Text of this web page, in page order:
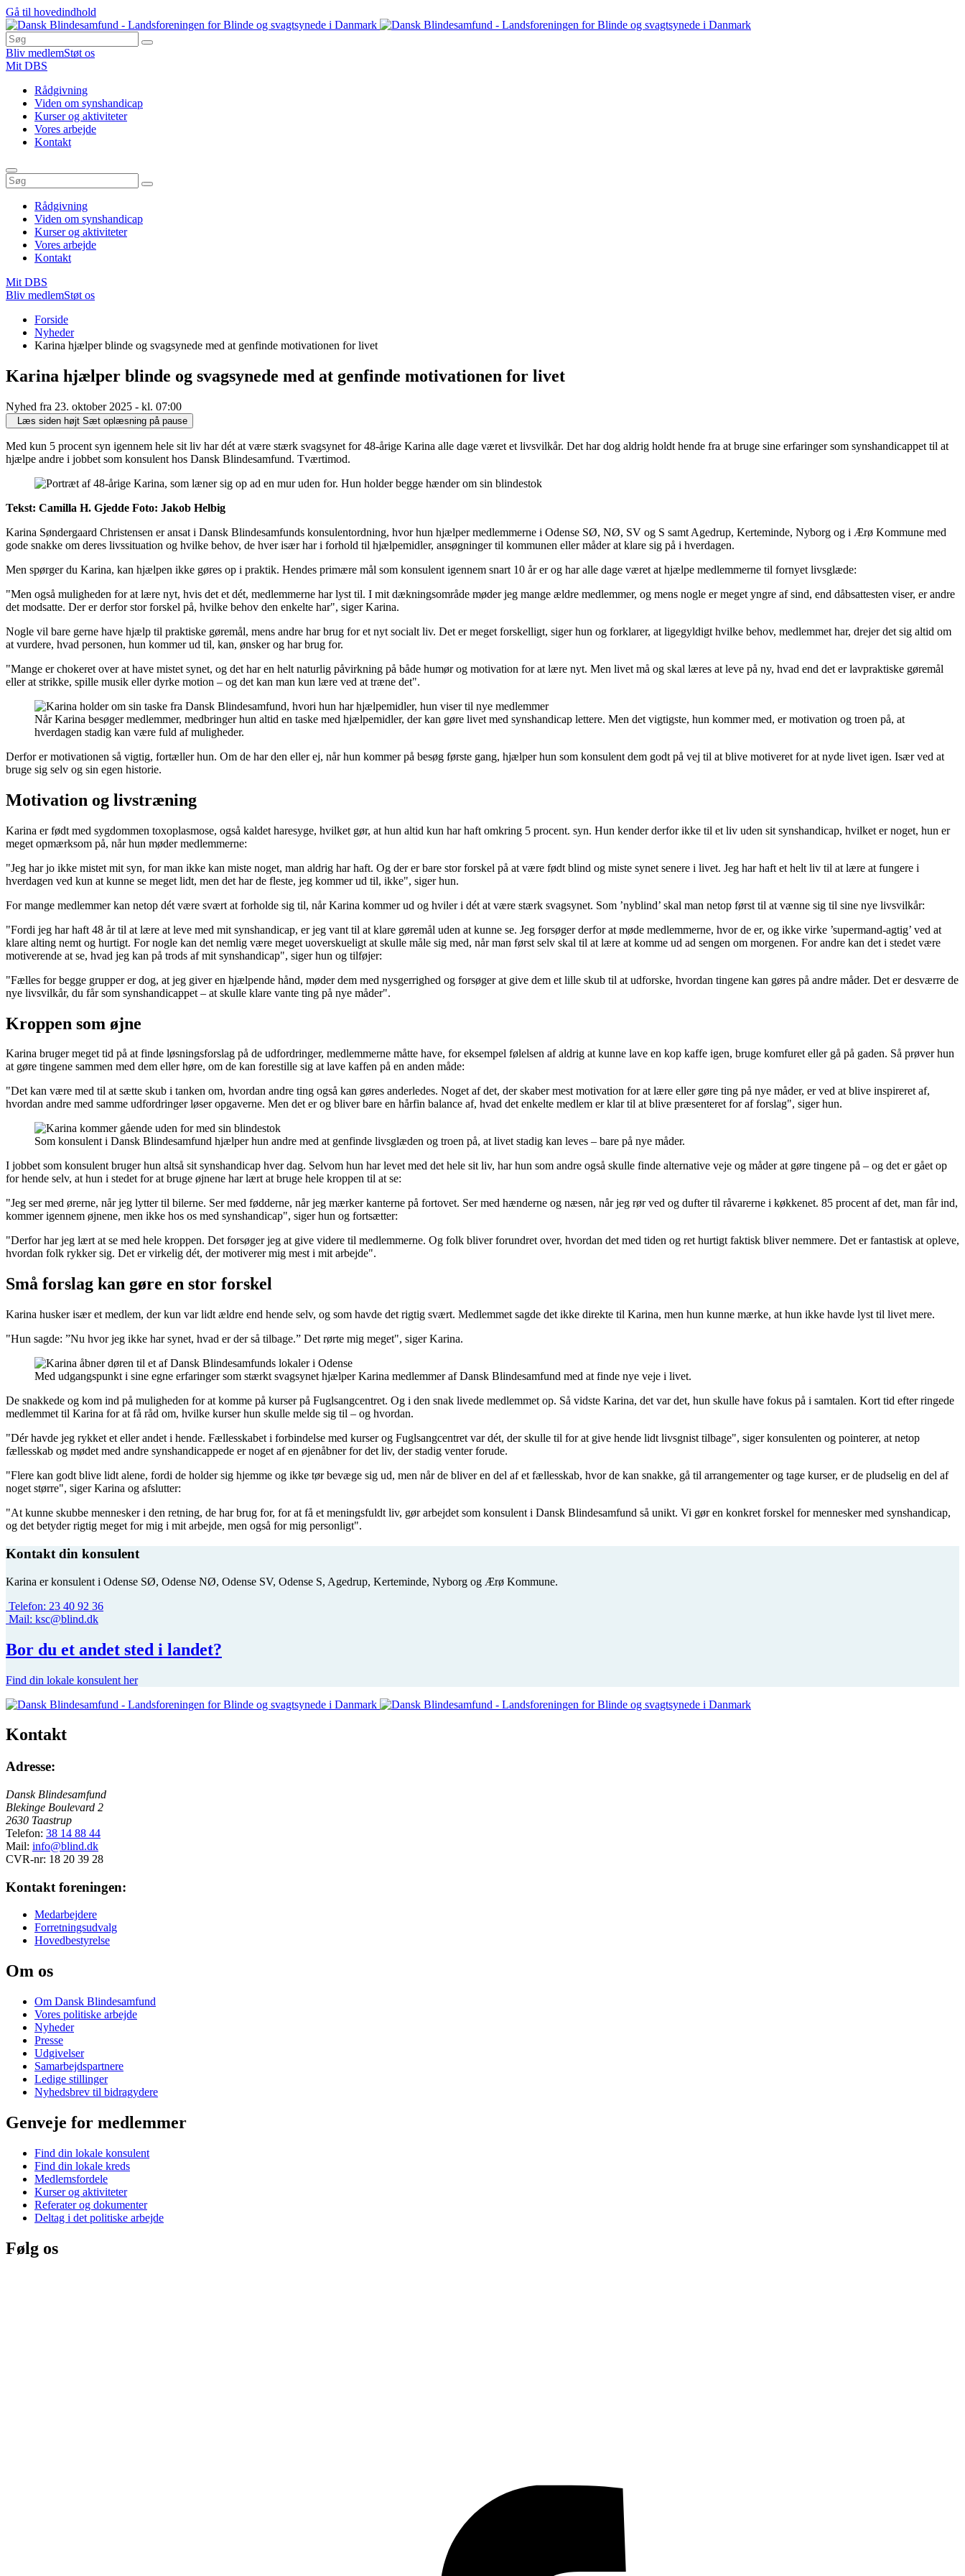
Gå til hovedindhold
Bliv medlemStøt os
Mit DBS
Rådgivning
Viden om synshandicap
Kurser og aktiviteter
Vores arbejde
Kontakt
Rådgivning
Viden om synshandicap
Kurser og aktiviteter
Vores arbejde
Kontakt
Mit DBS
Bliv medlemStøt os
Forside
Nyheder
Karina hjælper blinde og svagsynede med at genfinde motivationen for livet
Karina hjælper blinde og svagsynede med at genfinde motivationen for livet
Nyhed fra 23. oktober 2025 - kl. 07:00
Læs siden højt Sæt oplæsning på pause
Med kun 5 procent syn igennem hele sit liv har dét at være stærk svagsynet for 48-årige Karina alle dage været et livsvilkår. Det har dog aldrig holdt hende fra at bruge sine erfaringer som synshandicappet til at
hjælpe andre i jobbet som konsulent hos Dansk Blindesamfund. Tværtimod.
Tekst: Camilla H. Gjedde Foto: Jakob Helbig
Karina Søndergaard Christensen er ansat i Dansk Blindesamfunds konsulentordning, hvor hun hjælper medlemmerne i Odense SØ, NØ, SV og S samt Agedrup, Kerteminde, Nyborg og i Ærø Kommune med
gode snakke om deres livssituation og hvilke behov, de hver især har i forhold til hjælpemidler, ansøgninger til kommunen eller måder at klare sig på i hverdagen.
Men spørger du Karina, kan hjælpen ikke gøres op i praktik. Hendes primære mål som konsulent igennem snart 10 år er og har alle dage været at hjælpe medlemmerne til fornyet livsglæde:
"Men også muligheden for at lære nyt, hvis det et dét, medlemmerne har lyst til. I mit dækningsområde møder jeg mange ældre medlemmer, og mens nogle er meget yngre af sind, end dåbsattesten viser, er andre
det modsatte. Der er derfor stor forskel på, hvilke behov den enkelte har", siger Karina.
Nogle vil bare gerne have hjælp til praktiske gøremål, mens andre har brug for et nyt socialt liv. Det er meget forskelligt, siger hun og forklarer, at ligegyldigt hvilke behov, medlemmet har, drejer det sig altid om
at vurdere, hvad personen, hun kommer ud til, kan, ønsker og har brug for.
"Mange er chokeret over at have mistet synet, og det har en helt naturlig påvirkning på både humør og motivation for at lære nyt. Men livet må og skal læres at leve på ny, hvad end det er lavpraktiske gøremål
eller at strikke, spille musik eller dyrke motion – og det kan man kun lære ved at træne det".
Når Karina besøger medlemmer, medbringer hun altid en taske med hjælpemidler, der kan gøre livet med synshandicap lettere. Men det vigtigste, hun kommer med, er motivation og troen på, at
hverdagen stadig kan være fuld af muligheder.
Derfor er motivationen så vigtig, fortæller hun. Om de har den eller ej, når hun kommer på besøg første gang, hjælper hun som konsulent dem godt på vej til at blive motiveret for at nyde livet igen. Især ved at
bruge sig selv og sin egen historie.
Motivation og livstræning
Karina er født med sygdommen toxoplasmose, også kaldet haresyge, hvilket gør, at hun altid kun har haft omkring 5 procent. syn. Hun kender derfor ikke til et liv uden sit synshandicap, hvilket er noget, hun er
meget opmærksom på, når hun møder medlemmerne:
"Jeg har jo ikke mistet mit syn, for man ikke kan miste noget, man aldrig har haft. Og der er bare stor forskel på at være født blind og miste synet senere i livet. Jeg har haft et helt liv til at lære at fungere i
hverdagen ved kun at kunne se meget lidt, men det har de fleste, jeg kommer ud til, ikke", siger hun.
For mange medlemmer kan netop dét være svært at forholde sig til, når Karina kommer ud og hviler i dét at være stærk svagsynet. Som ’nyblind’ skal man netop først til at vænne sig til sine nye livsvilkår:
"Fordi jeg har haft 48 år til at lære at leve med mit synshandicap, er jeg vant til at klare gøremål uden at kunne se. Jeg forsøger derfor at møde medlemmerne, hvor de er, og ikke virke ’supermand-agtig’ ved at
klare alting nemt og hurtigt. For nogle kan det nemlig være meget uoverskueligt at skulle måle sig med, når man først selv skal til at lære at komme ud ad sengen om morgenen. For andre kan det i stedet være
motiverende at se, hvad jeg kan på trods af mit synshandicap", siger hun og tilføjer:
"Fælles for begge grupper er dog, at jeg giver en hjælpende hånd, møder dem med nysgerrighed og forsøger at give dem et lille skub til at udforske, hvordan tingene kan gøres på andre måder. Det er desværre de
nye livsvilkår, du får som synshandicappet – at skulle klare vante ting på nye måder".
Kroppen som øjne
Karina bruger meget tid på at finde løsningsforslag på de udfordringer, medlemmerne måtte have, for eksempel følelsen af aldrig at kunne lave en kop kaffe igen, bruge komfuret eller gå på gaden. Så prøver hun
at gøre tingene sammen med dem eller høre, om de kan forestille sig at lave kaffen på en anden måde:
"Det kan være med til at sætte skub i tanken om, hvordan andre ting også kan gøres anderledes. Noget af det, der skaber mest motivation for at lære eller gøre ting på nye måder, er ved at blive inspireret af,
hvordan andre med samme udfordringer løser opgaverne. Men det er og bliver bare en hårfin balance af, hvad det enkelte medlem er klar til at blive præsenteret for af forslag", siger hun.
Som konsulent i Dansk Blindesamfund hjælper hun andre med at genfinde livsglæden og troen på, at livet stadig kan leves – bare på nye måder.
I jobbet som konsulent bruger hun altså sit synshandicap hver dag. Selvom hun har levet med det hele sit liv, har hun som andre også skulle finde alternative veje og måder at gøre tingene på – og det er gået op
for hende selv, at hun i stedet for at bruge øjnene har lært at bruge hele kroppen til at se:
"Jeg ser med ørerne, når jeg lytter til bilerne. Ser med fødderne, når jeg mærker kanterne på fortovet. Ser med hænderne og næsen, når jeg rør ved og dufter til råvarerne i køkkenet. 85 procent af det, man får ind,
kommer igennem øjnene, men ikke hos os med synshandicap", siger hun og fortsætter:
"Derfor har jeg lært at se med hele kroppen. Det forsøger jeg at give videre til medlemmerne. Og folk bliver forundret over, hvordan det med tiden og ret hurtigt faktisk bliver nemmere. Det er fantastisk at opleve,
hvordan folk rykker sig. Det er virkelig dét, der motiverer mig mest i mit arbejde".
Små forslag kan gøre en stor forskel
Karina husker især et medlem, der kun var lidt ældre end hende selv, og som havde det rigtig svært. Medlemmet sagde det ikke direkte til Karina, men hun kunne mærke, at hun ikke havde lyst til livet mere.
"Hun sagde: ”Nu hvor jeg ikke har synet, hvad er der så tilbage.” Det rørte mig meget", siger Karina.
Med udgangspunkt i sine egne erfaringer som stærkt svagsynet hjælper Karina medlemmer af Dansk Blindesamfund med at finde nye veje i livet.
De snakkede og kom ind på muligheden for at komme på kurser på Fuglsangcentret. Og i den snak livede medlemmet op. Så vidste Karina, det var det, hun skulle have fokus på i samtalen. Kort tid efter ringede
medlemmet til Karina for at få råd om, hvilke kurser hun skulle melde sig til – og hvordan.
"Dér havde jeg rykket et eller andet i hende. Fællesskabet i forbindelse med kurser og Fuglsangcentret var dét, der skulle til for at give hende lidt livsgnist tilbage", siger konsulenten og pointerer, at netop
fællesskab og mødet med andre synshandicappede er noget af en øjenåbner for det liv, der stadig venter forude.
"Flere kan godt blive lidt alene, fordi de holder sig hjemme og ikke tør bevæge sig ud, men når de bliver en del af et fællesskab, hvor de kan snakke, gå til arrangementer og tage kurser, er de pludselig en del af
noget større", siger Karina og afslutter:
"At kunne skubbe mennesker i den retning, de har brug for, for at få et meningsfuldt liv, gør arbejdet som konsulent i Dansk Blindesamfund så unikt. Vi gør en konkret forskel for mennesker med synshandicap,
og det betyder rigtig meget for mig i mit arbejde, men også for mig personligt".
Kontakt din konsulent
Karina er konsulent i Odense SØ, Odense NØ, Odense SV, Odense S, Agedrup, Kerteminde, Nyborg og Ærø Kommune.
Telefon: 23 40 92 36
Mail: ksc@blind.dk
Bor du et andet sted i landet?
Find din lokale konsulent her
Kontakt
Adresse:
Dansk Blindesamfund
Blekinge Boulevard 2
2630 Taastrup
Telefon: 38 14 88 44
Mail: info@blind.dk
CVR-nr: 18 20 39 28
Kontakt foreningen:
Medarbejdere
Forretningsudvalg
Hovedbestyrelse
Om os
Om Dansk Blindesamfund
Vores politiske arbejde
Nyheder
Presse
Udgivelser
Samarbejdspartnere
Ledige stillinger
Nyhedsbrev til bidragydere
Genveje for medlemmer
Find din lokale konsulent
Find din lokale kreds
Medlemsfordele
Kurser og aktiviteter
Referater og dokumenter
Deltag i det politiske arbejde
Følg os